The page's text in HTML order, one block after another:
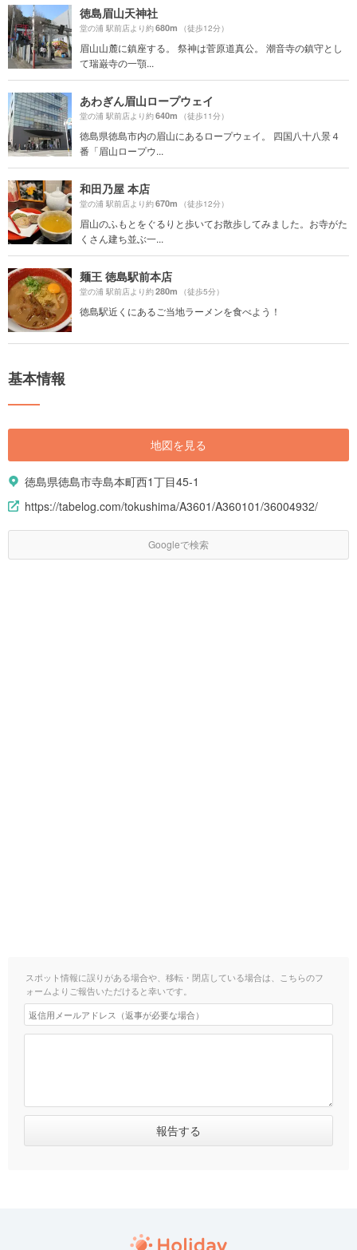
徳島眉山天神社
堂の浦 駅前店より約680m （徒歩12分）
眉山山麓に鎮座する。 祭神は菅原道真公。 潮音寺の鎮守とし
て瑞巌寺の一顎...
あわぎん眉山ロープウェイ
堂の浦 駅前店より約640m （徒歩11分）
徳島県徳島市内の眉山にあるロープウェイ。 四国八十八景４
番「眉山ロープウ...
和田乃屋 本店
堂の浦 駅前店より約670m （徒歩12分）
眉山のふもとをぐるりと歩いてお散歩してみました。お寺がた
くさん建ち並ぶ一...
麺王 徳島駅前本店
堂の浦 駅前店より約280m （徒歩5分）
徳島駅近くにあるご当地ラーメンを食べよう！
基本情報
地図を見る
徳島県徳島市寺島本町西1丁目45-1
https://tabelog.com/tokushima/A3601/A360101/36004932/
Googleで検索
スポット情報に誤りがある場合や、移転・閉店している場合は、こちらのフ
ォームよりご報告いただけると幸いです。